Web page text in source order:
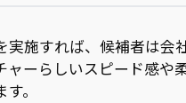
実施すれば、候補者は会
ャーらしいスピード感や
。